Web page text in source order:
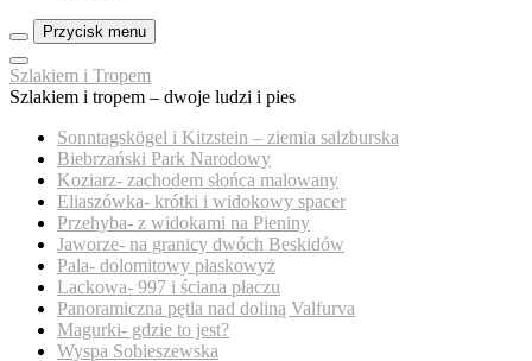
Przycisk menu
Zamknij
menu
panelu
Szlakiem i Tropem
Szlakiem i tropem – dwoje ludzi i pies
Sonntagskögel i Kitzstein – ziemia salzburska
Biebrzański Park Narodowy
Koziarz- zachodem słońca malowany
Eliaszówka- krótki i widokowy spacer
Przehyba- z widokami na Pieniny
Jaworze- na granicy dwóch Beskidów
Pala- dolomitowy płaskowyż
Lackowa- 997 i ściana płaczu
Panoramiczna pętla nad doliną Valfurva
Magurki- gdzie to jest?
Wyspa Sobieszewska